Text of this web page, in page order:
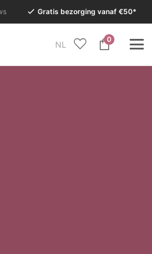
Gratis bezorging vanaf €50*
NL
0
is onze Conceptstore
27 juli t/m dinsdag 11 augustus